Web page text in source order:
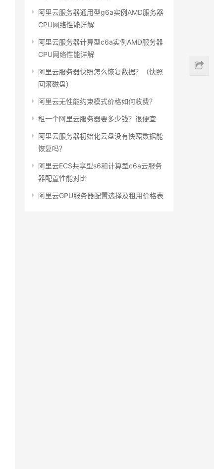
阿里云服务器通用型g6a实例AMD服务器
CPU网络性能详解
阿里云服务器计算型c6a实例AMD服务器
CPU网络性能详解
阿里云服务器快照怎么恢复数据？（快照
回滚磁盘）
阿里云无性能约束模式价格如何收费？
租一个阿里云服务器要多少钱？很便宜
阿里云服务器初始化云盘没有快照数据能
恢复吗？
阿里云ECS共享型s6和计算型c6a云服务
器配置性能对比
阿里云GPU服务器配置选择及租用价格表